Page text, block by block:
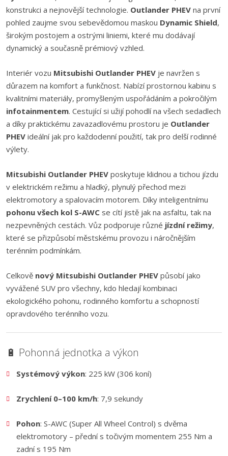
konstrukci a nejnovější technologie. Outlander PHEV na první
pohled zaujme svou sebevědomou maskou Dynamic Shield,
širokým postojem a ostrými liniemi, které mu dodávají
dynamický a současně prémiový vzhled.
Interiér vozu Mitsubishi Outlander PHEV je navržen s
důrazem na komfort a funkčnost. Nabízí prostornou kabinu s
kvalitními materiály, promyšleným uspořádáním a pokročilým
infotainmentem. Cestující si užijí pohodlí na všech sedadlech
a díky praktickému zavazadlovému prostoru je Outlander
PHEV ideální jak pro každodenní použití, tak pro delší rodinné
výlety.
Mitsubishi Outlander PHEV poskytuje klidnou a tichou jízdu
v elektrickém režimu a hladký, plynulý přechod mezi
elektromotory a spalovacím motorem. Díky inteligentnímu
pohonu všech kol S-AWC se cítí jistě jak na asfaltu, tak na
nezpevněných cestách. Vůz podporuje různé jízdní režimy,
které se přizpůsobí městskému provozu i náročnějším
terénním podmínkám.
Celkově nový Mitsubishi Outlander PHEV působí jako
vyvážené SUV pro všechny, kdo hledají kombinaci
ekologického pohonu, rodinného komfortu a schopností
opravdového terénního vozu.
🔋 Pohonná jednotka a výkon
Systémový výkon: 225 kW (306 koní)
Zrychlení 0–100 km/h: 7,9 sekundy
Pohon: S-AWC (Super All Wheel Control) s dvěma
elektromotory – přední s točivým momentem 255 Nm a
zadní s 195 Nm ​